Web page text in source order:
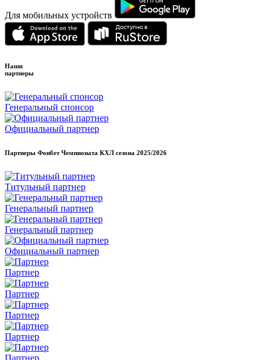
Для мобильных устройств
Наши
партнеры
Генеральный спонсор
Официальный партнер
Партнеры Фонбет Чемпионата КХЛ сезона 2025/2026
Титульный партнер
Генеральный партнер
Генеральный партнер
Официальный партнер
Партнер
Партнер
Партнер
Партнер